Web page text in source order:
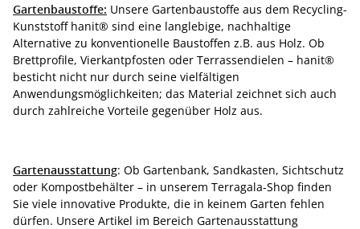
Gartenbaustoffe: Unsere Gartenbaustoffe aus dem Recycling-
Kunststoff hanit® sind eine langlebige, nachhaltige
Alternative zu konventionelle Baustoffen z.B. aus Holz. Ob
Brettprofile, Vierkantpfosten oder Terrassendielen – hanit®
besticht nicht nur durch seine vielfältigen
Anwendungsmöglichkeiten; das Material zeichnet sich auch
durch zahlreiche Vorteile gegenüber Holz aus.
Gartenausstattung: Ob Gartenbank, Sandkasten, Sichtschutz
oder Kompostbehälter – in unserem Terragala-Shop finden
Sie viele innovative Produkte, die in keinem Garten fehlen
dürfen. Unsere Artikel im Bereich Gartenausstattung